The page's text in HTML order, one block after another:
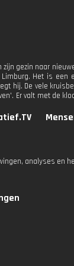
gezin naar
Het is
hij. De vele
Er valt met de
analyses en